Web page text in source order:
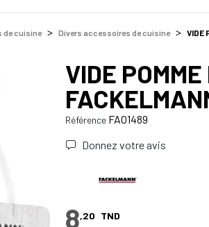
de cuisine Divers accessoires de cuisine VIDE
VIDE
Référence FAO1489
Donnez votre avis
8,20 TND